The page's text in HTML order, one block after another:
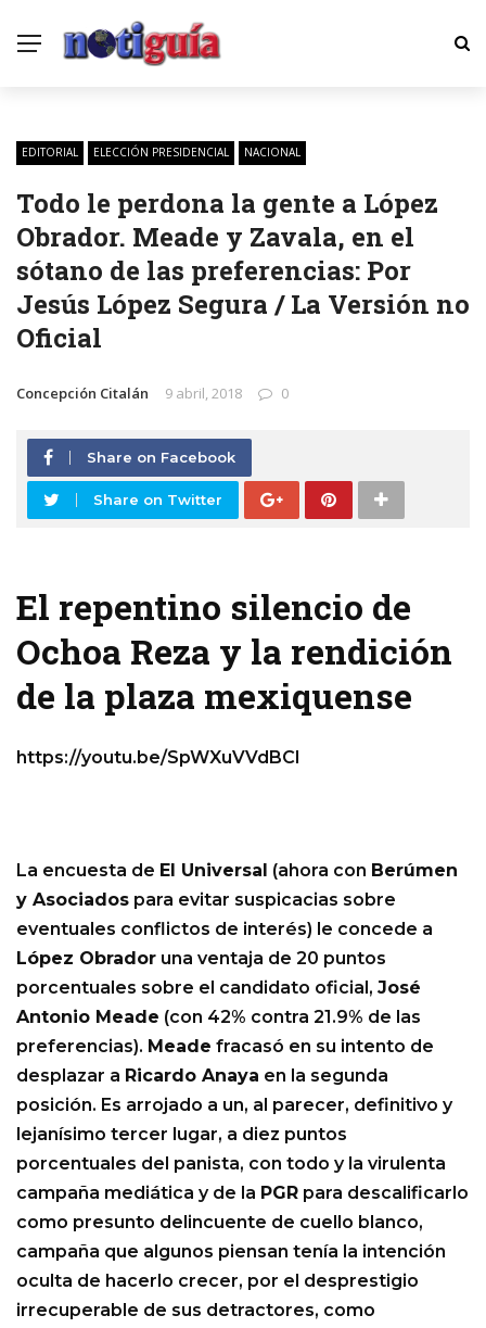
EDITORIAL ELECCIÓN PRESIDENCIAL NACIONAL
Todo le perdona la gente a López
Obrador. Meade y Zavala, en el
sótano de las preferencias: Por
Jesús López Segura / La Versión no
Oficial
Concepción Citalán 9 abril, 2018 0
Share on Facebook
Share on Twitter
El repentino silencio de
Ochoa Reza y la rendición
de la plaza mexiquense
https://youtu.be/SpWXuVVdBCI
La encuesta de El Universal (ahora con Berúmen
y Asociados para evitar suspicacias sobre
eventuales conflictos de interés) le concede a
López Obrador una ventaja de 20 puntos
porcentuales sobre el candidato oficial, José
Antonio Meade (con 42% contra 21.9% de las
preferencias). Meade fracasó en su intento de
desplazar a Ricardo Anaya en la segunda
posición. Es arrojado a un, al parecer, definitivo y
lejanísimo tercer lugar, a diez puntos
porcentuales del panista, con todo y la virulenta
campaña mediática y de la PGR para descalificarlo
como presunto delincuente de cuello blanco,
campaña que algunos piensan tenía la intención
oculta de hacerlo crecer, por el desprestigio
irrecuperable de sus detractores, como